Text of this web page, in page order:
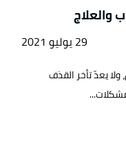
والعلاج
29 يوليو 2021
1-4% من الرجال، ولا يعدّ تأخر القذف